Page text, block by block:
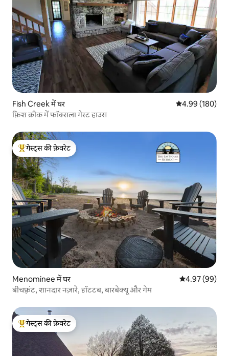
Fish Creek में घर औसत रेटिंग 5 में से
4.99 (180)
फ़िश क्रीक में फॉक्सला गेस्ट हाउस
गेस्ट्स का टॉप फ़ेवरेट
गेस्ट्स की फ़ेवरेट
Menominee में घर औसत रेटिंग 5 में
4.97 (99)
बीचफ़्रंट, शानदार नज़ारे, हॉटटब, बारबेक्यू और गेम
गेस्ट्स का टॉप फ़ेवरेट
गेस्ट्स की फ़ेवरेट